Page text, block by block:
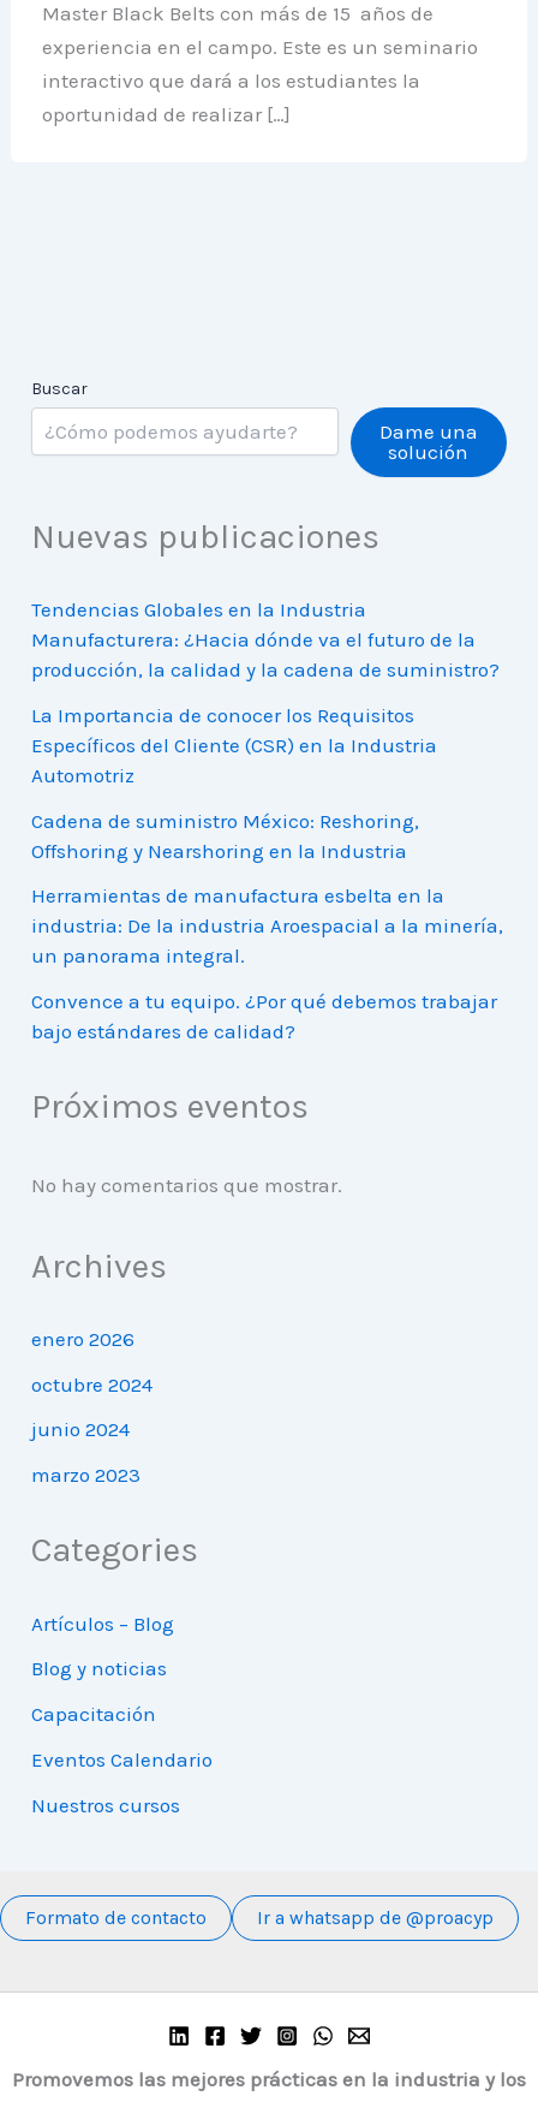
Master Black Belts con más de 15 años de
experiencia en el campo. Este es un seminario
interactivo que dará a los estudiantes la
oportunidad de realizar […]
Buscar
Dame una
solución
Nuevas publicaciones
Tendencias Globales en la Industria
Manufacturera: ¿Hacia dónde va el futuro de la
producción, la calidad y la cadena de suministro?
La Importancia de conocer los Requisitos
Específicos del Cliente (CSR) en la Industria
Automotriz
Cadena de suministro México: Reshoring,
Offshoring y Nearshoring en la Industria
Herramientas de manufactura esbelta en la
industria: De la industria Aroespacial a la minería,
un panorama integral.
Convence a tu equipo. ¿Por qué debemos trabajar
bajo estándares de calidad?
Próximos eventos
No hay comentarios que mostrar.
Archives
enero 2026
octubre 2024
junio 2024
marzo 2023
Categories
Artículos – Blog
Blog y noticias
Capacitación
Eventos Calendario
Nuestros cursos
Formato de contacto Ir a whatsapp de @proacyp
Promovemos las mejores prácticas en la industria y los